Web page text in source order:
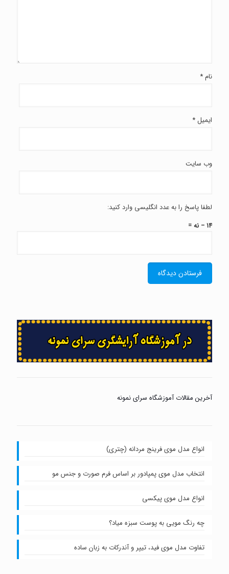
نام*
ایمیل *
وب‌ سایت
لطفا پاسخ را به عدد انگلیسی وارد کنید:
14 − نه =
آخرین مقالات آموزشگاه سرای نمونه
انواع مدل موی فرینج مردانه (چتری)
انتخاب مدل موی پمپادور بر اساس فرم صورت و جنس مو
انواع مدل موی پیکسی
چه رنگ مویی به پوست سبزه میاد؟
تفاوت مدل موی فید، تیپر و آندرکات به زبان ساده